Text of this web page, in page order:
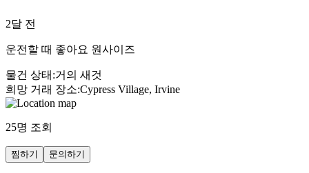
2달 전
운전할 때 좋아요 원사이즈
물건 상태 :거의 새것
희망 거래 장소:Cypress Village, Irvine
25명 조회
찜하기 문의하기